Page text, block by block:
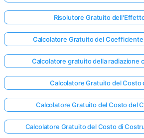
Risolutore Gratuito
Calcolatore Gratuito del
Calcolatore gratuito della radiazione
Calcolatore Gratuito del Costo
Calcolatore Gratuito del Costo del
Calcolatore Gratuito del Costo di